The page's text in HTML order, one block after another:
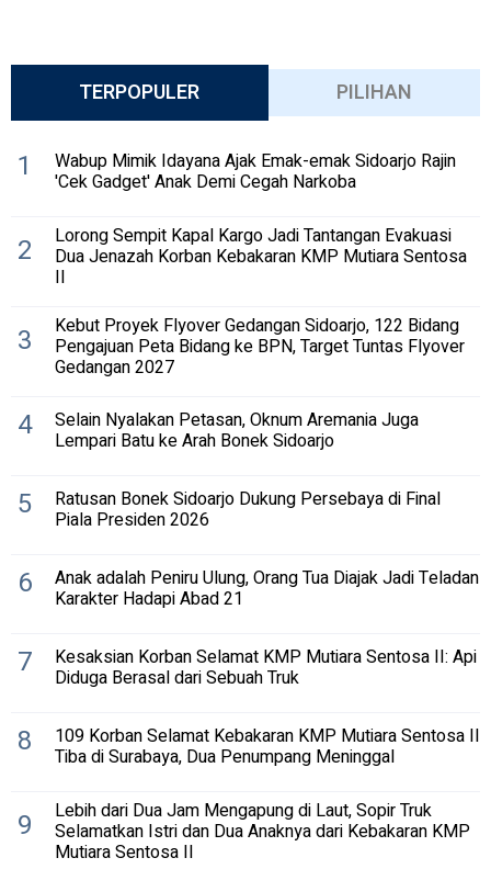
TERPOPULER PILIHAN
1 Wabup Mimik Idayana Ajak Emak-emak Sidoarjo Rajin
'Cek Gadget' Anak Demi Cegah Narkoba
2 Lorong Sempit Kapal Kargo Jadi Tantangan Evakuasi
Dua Jenazah Korban Kebakaran KMP Mutiara Sentosa
II
3 Kebut Proyek Flyover Gedangan Sidoarjo, 122 Bidang
Pengajuan Peta Bidang ke BPN, Target Tuntas Flyover
Gedangan 2027
4 Selain Nyalakan Petasan, Oknum Aremania Juga
Lempari Batu ke Arah Bonek Sidoarjo
5 Ratusan Bonek Sidoarjo Dukung Persebaya di Final
Piala Presiden 2026
6 Anak adalah Peniru Ulung, Orang Tua Diajak Jadi Teladan
Karakter Hadapi Abad 21
7 Kesaksian Korban Selamat KMP Mutiara Sentosa II: Api
Diduga Berasal dari Sebuah Truk
8 109 Korban Selamat Kebakaran KMP Mutiara Sentosa II
Tiba di Surabaya, Dua Penumpang Meninggal
9 Lebih dari Dua Jam Mengapung di Laut, Sopir Truk
Selamatkan Istri dan Dua Anaknya dari Kebakaran KMP
Mutiara Sentosa II